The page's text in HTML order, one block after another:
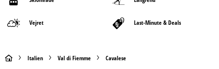
Vejret Last-Minute & Deals
S Italien Val di Fiemme Cavalese